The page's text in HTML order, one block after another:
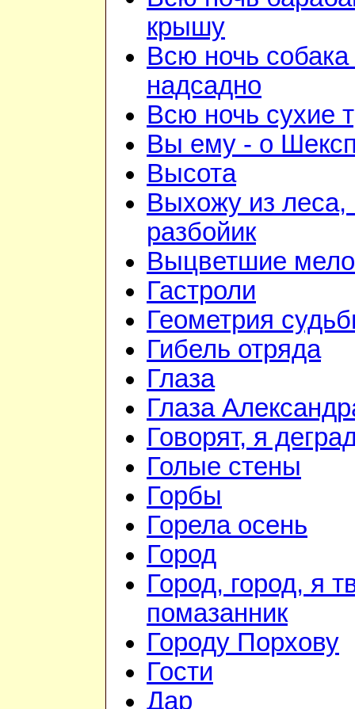
крышу
Всю ночь
надсадно
Всю ночь сухие
Вы ему - о
Высота
Выхожу из леса,
разбойик
Выцветшие
Гастроли
Геометрия
Гибель отряда
Глаза
Глаза
Говорят, я
Голые стены
Горбы
Горела осень
Город
Город, город, я
помазанник
Городу Порхову
Гости
Дар